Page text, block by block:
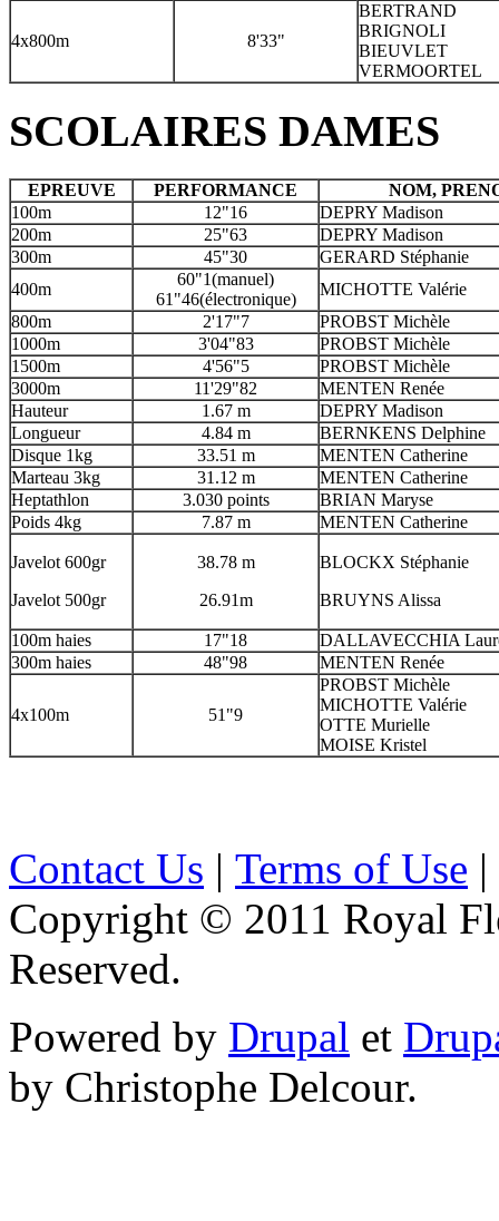
4x800m 8'33"
BERTRAND
BRIGNOLI
BIEUVLET
VERMOORTEL
SCOLAIRES DAMES
EPREUVE PERFORMANCE
NOM,
100m
12"16
DEPRY Madison
200m
25"63
DEPRY Madison
300m
45"30
GERARD Stéphanie
400m
60"1(manuel)
61"46(électronique)
MICHOTTE Valérie
800m
2'17"7
PROBST Michèle
1000m
3'04"83
PROBST Michèle
1500m
4'56"5
PROBST Michèle
3000m
11'29"82
MENTEN Renée
Hauteur
1.67 m
DEPRY Madison
Longueur
4.84 m
BERNKENS Delphine
Disque 1kg
33.51 m
MENTEN Catherine
Marteau 3kg
31.12 m
MENTEN Catherine
Heptathlon
3.030 points
BRIAN Maryse
Poids 4kg
7.87 m MENTEN Catherine
Javelot 600gr
Javelot 500gr
38.78 m
26.91m
BLOCKX Stéphanie
BRUYNS Alissa
100m haies 17"18
DALLAVECCHIA
300m haies
48"98 MENTEN Renée
4x100m 51"9
PROBST Michèle
MICHOTTE Valérie
OTTE Murielle
MOISE Kristel
Contact Us | Terms of Use |
Copyright © 2011 Royal
Reserved.
Powered by Drupal et
by Christophe Delcour.